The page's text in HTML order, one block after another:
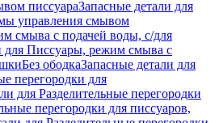
писсуараЗапасные детали для
управления смывом
смыва с подачей воды, с/для
для Писсуары, режим смыва с
Без ободкаЗапасные детали для
перегородки для
для Разделительные перегородки
перегородки для писсуаров,